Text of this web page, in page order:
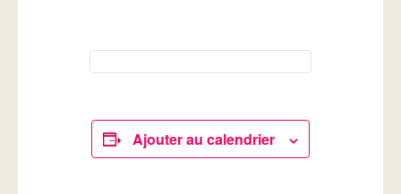
Ajouter au calendrier